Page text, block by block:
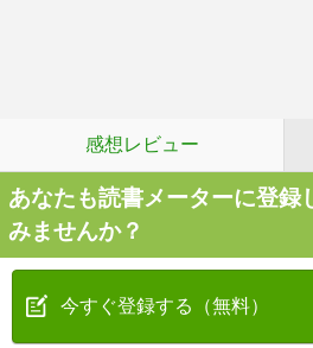
感想レビュー
あなたも読書メーターに登録
みませんか？
今すぐ登録する（無料）